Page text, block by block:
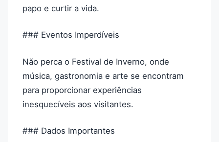
papo e curtir a vida.
### Eventos Imperdíveis
Não perca o Festival de Inverno, onde
música, gastronomia e arte se encontram
para proporcionar experiências
inesquecíveis aos visitantes.
### Dados Importantes